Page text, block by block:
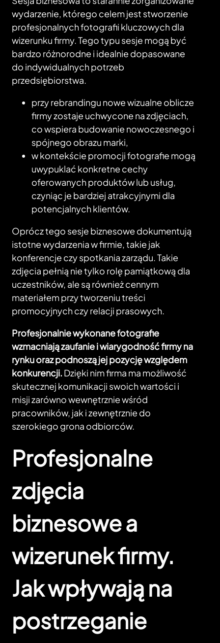
wydarzenie, którego celem jest stworzenie
profesjonalnych fotografii kluczowych dla
wizerunku firmy. Tego typu sesje mogą być
bardzo różnorodne i idealnie dopasowane
do indywidualnych potrzeb
przedsiębiorstwa.
przy rebrandingu nowe wizualne oblicze
firmy zostaje uchwycone na zdjęciach,
co wspiera budowanie nowoczesnego i
spójnego obrazu marki,
w kontekście promocji fotografie mogą
uwypuklać konkretne cechy
oferowanych produktów lub usług,
czyniąc je bardziej atrakcyjnymi dla
potencjalnych klientów.
Oprócz tego sesje biznesowe dokumentują
istotne wydarzenia w firmie, takie jak
konferencje czy spotkania zarządu. Takie
zdjęcia pełnią nie tylko rolę pamiątkową dla
uczestników, ale są również cennym
materiałem przy tworzeniu treści
promocyjnych czy relacji prasowych.
Profesjonalnie wykonane fotografie
wzmacniają zaufanie i wiarygodność firmy na
rynku oraz podnoszą jej pozycję względem
konkurencji. Dzięki nim firma ma możliwość
skutecznej komunikacji swoich wartości i
misji zarówno wewnętrznie wśród
pracowników, jak i zewnętrznie do
szerokiego grona odbiorców.
Profesjonalne
zdjęcia
biznesowe a
wizerunek firmy.
Jak wpływają na
postrzeganie